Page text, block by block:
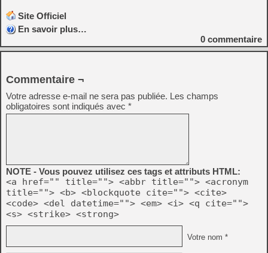
Site Officiel
En savoir plus…
0 commentaire
Commentaire ¬
Votre adresse e-mail ne sera pas publiée. Les champs
obligatoires sont indiqués avec *
NOTE - Vous pouvez utilisez ces tags et attributs HTML:
<a href="" title=""> <abbr title=""> <acronym
title=""> <b> <blockquote cite=""> <cite>
<code> <del datetime=""> <em> <i> <q cite="">
<s> <strike> <strong>
Votre nom *